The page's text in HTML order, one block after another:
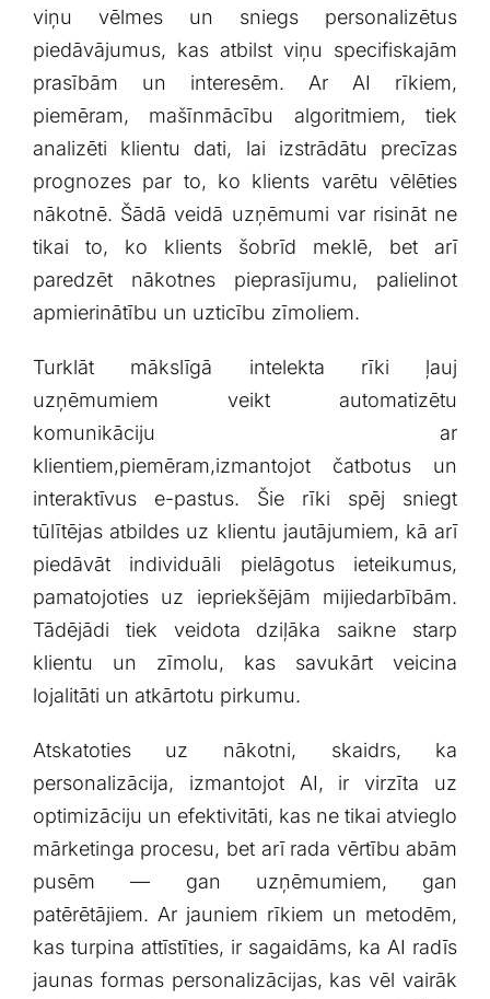
viņu vēlmes⁢ un sniegs personalizētus
⁢piedāvājumus, kas atbilst viņu specifiskajām
prasībām un‍ interesēm. Ar AI rīkiem,
piemēram,⁣ mašīnmācību algoritmiem, tiek
analizēti klientu dati, lai izstrādātu precīzas
prognozes ⁣par⁢ to, ko klients varētu vēlēties
nākotnē. Šādā veidā uzņēmumi var​ risināt ne
tikai to,‍ ko klients šobrīd meklē, bet arī⁣
paredzēt nākotnes pieprasījumu, palielinot
apmierinātību un ⁣uzticību zīmoliem.
Turklāt mākslīgā intelekta rīki ļauj
uzņēmumiem veikt‍ automatizētu
⁤komunikāciju⁤ ar
klientiem,piemēram,izmantojot čatbotus​ un⁣
interaktīvus e-pastus. Šie rīki spēj sniegt
tūlītējas atbildes uz ⁤klientu jautājumiem, kā ⁤arī
piedāvāt individuāli pielāgotus ieteikumus,
⁣pamatojoties uz iepriekšējām mijiedarbībām.
Tādējādi tiek veidota dziļāka saikne ⁤starp
klientu un zīmolu, kas savukārt veicina
lojalitāti un ‌atkārtotu pirkumu.
Atskatoties uz nākotni, ⁢skaidrs, ka
personalizācija, izmantojot AI, ‍ir virzīta uz
optimizāciju un efektivitāti, kas ne tikai⁣ atvieglo
mārketinga procesu, bet arī rada vērtību abām
pusēm —⁤ gan‍ uzņēmumiem, gan
patērētājiem. Ar jauniem rīkiem ⁤un‍ metodēm,
kas‌ turpina ‌attīstīties, ir sagaidāms, ​ka AI radīs‌
jaunas formas personalizācijas, kas vēl vairāk